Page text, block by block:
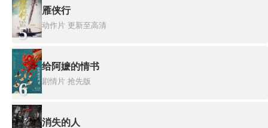
5
雁侠行
动作片 更新至高清
6
给阿嬷的情书
剧情片 抢先版
消失的人